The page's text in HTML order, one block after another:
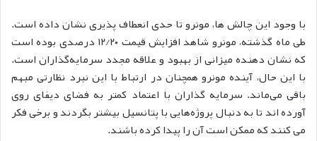
با وجود این چالش ها، مونرو تا حدی انعطاف پذیری نشان داده است.
طی ماه گذشته، مونرو شاهد افزایش قیمت ۱۲/۲۰ درصدی بوده است
که نشان دهنده میزانی از بهبود و علاقه مجدد سرمایه‌گذاران است.
با این حال، آینده مونرو همچنان در ارتباط با این نبرد نظارتی مبهم
باقی می‌ماند. سرمایه گذاران با اعتماد کمتر به فضای دیفای روی
آورده اند تا به دنبال پروژه‌هایی با پتانسیل بیشتر بگردند و برخی فکر
می کنند که ممکن است آن را پیدا کرده باشند.